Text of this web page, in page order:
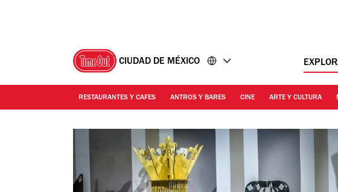
CIUDAD DE MÉXICO
RESTAURANTES Y CAFES ANTROS Y BARES CINE ARTE Y CULTURA